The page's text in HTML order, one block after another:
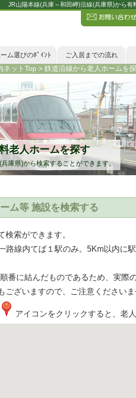
JR山陽本線(兵庫～和田岬)沿線(兵庫県)から
ム選びのﾎﾟｲﾝﾄ
ご入居までの流れ
ネットTop > 鉄道沿線から老人ホームを
老人ホームを探す
庫県)から検索することができます。
ム等 施設を検索する
索ができます。
線内てば１駅のみ。5Km以内に
番に結んだものであるため、実際
ございますので、ご注意ください
アイコンをクリックすると、老